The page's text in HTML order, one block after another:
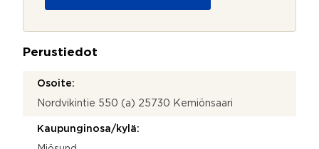
*
o
o
i
i
Perustiedot
Osoite:
Nordvikintie 550 (a) 25730 Kemiönsaari
Kaupunginosa/kylä: